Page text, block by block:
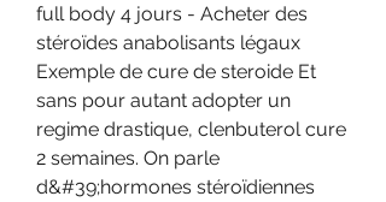
full body 4 jours - Acheter des
stéroïdes anabolisants légaux
Exemple de cure de steroide Et
sans pour autant adopter un
regime drastique, clenbuterol cure
2 semaines. On parle
d&#39;hormones stéroïdiennes